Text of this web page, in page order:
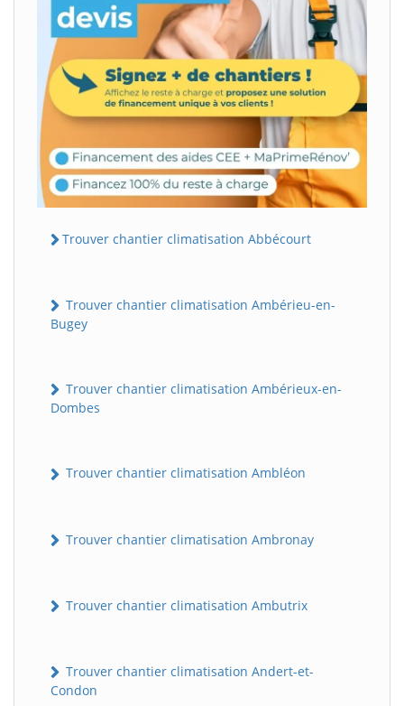
Trouver chantier climatisation Abbécourt
Trouver chantier climatisation Ambérieu-en-
Bugey
Trouver chantier climatisation Ambérieux-en-
Dombes
Trouver chantier climatisation Ambléon
Trouver chantier climatisation Ambronay
Trouver chantier climatisation Ambutrix
Trouver chantier climatisation Andert-et-
Condon